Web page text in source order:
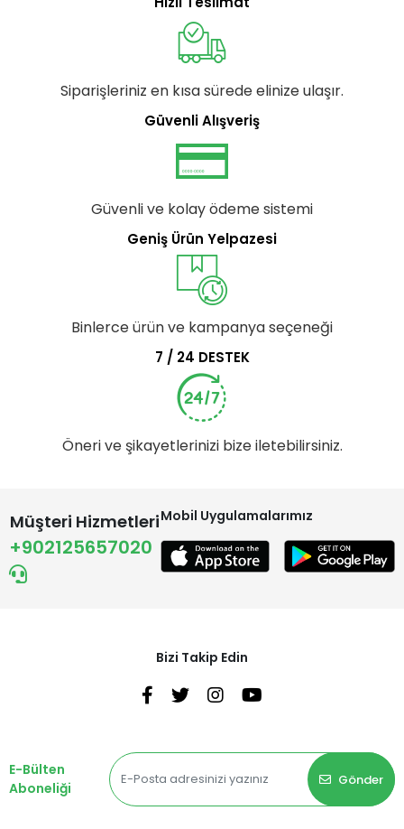
Siparişleriniz en kısa sürede elinize ulaşır.
Güvenli Alışveriş
Güvenli ve kolay ödeme sistemi
Geniş Ürün Yelpazesi
Binlerce ürün ve kampanya seçeneği
7 / 24 DESTEK
Öneri ve şikayetlerinizi bize iletebilirsiniz.
Müşteri Hizmetleri
+902125657020
Mobil Uygulamalarımız
Bizi Takip Edin
E-Bülten
Aboneliği
Gönder